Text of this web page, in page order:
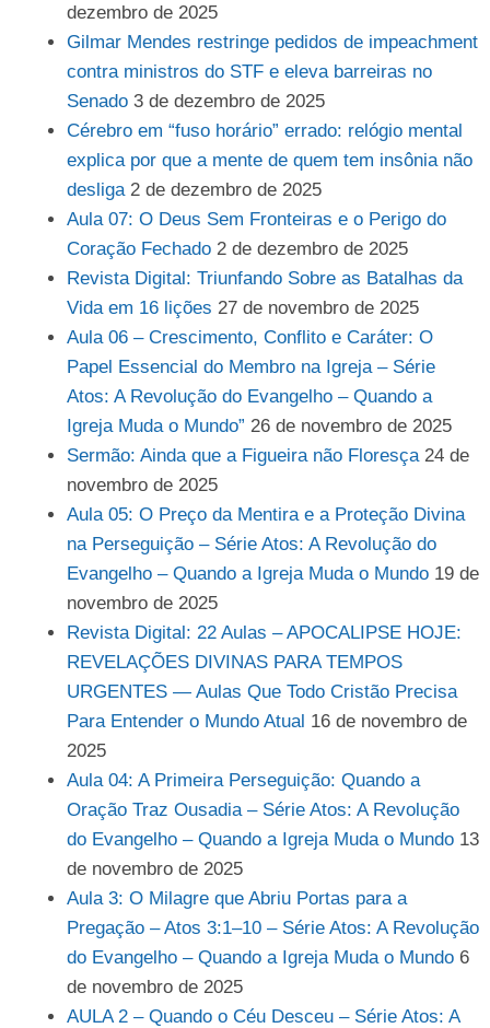
dezembro de 2025
Gilmar Mendes restringe pedidos de impeachment
contra ministros do STF e eleva barreiras no
Senado 3 de dezembro de 2025
Cérebro em “fuso horário” errado: relógio mental
explica por que a mente de quem tem insônia não
desliga 2 de dezembro de 2025
Aula 07: O Deus Sem Fronteiras e o Perigo do
Coração Fechado 2 de dezembro de 2025
Revista Digital: Triunfando Sobre as Batalhas da
Vida em 16 lições 27 de novembro de 2025
Aula 06 – Crescimento, Conflito e Caráter: O
Papel Essencial do Membro na Igreja – Série
Atos: A Revolução do Evangelho – Quando a
Igreja Muda o Mundo” 26 de novembro de 2025
Sermão: Ainda que a Figueira não Floresça 24 de
novembro de 2025
Aula 05: O Preço da Mentira e a Proteção Divina
na Perseguição – Série Atos: A Revolução do
Evangelho – Quando a Igreja Muda o Mundo 19 de
novembro de 2025
Revista Digital: 22 Aulas – APOCALIPSE HOJE:
REVELAÇÕES DIVINAS PARA TEMPOS
URGENTES — Aulas Que Todo Cristão Precisa
Para Entender o Mundo Atual 16 de novembro de
2025
Aula 04: A Primeira Perseguição: Quando a
Oração Traz Ousadia – Série Atos: A Revolução
do Evangelho – Quando a Igreja Muda o Mundo 13
de novembro de 2025
Aula 3: O Milagre que Abriu Portas para a
Pregação – Atos 3:1–10 – Série Atos: A Revolução
do Evangelho – Quando a Igreja Muda o Mundo 6
de novembro de 2025
AULA 2 – Quando o Céu Desceu – Série Atos: A